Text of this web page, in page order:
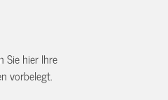
Sie hier Ihre
vorbelegt.